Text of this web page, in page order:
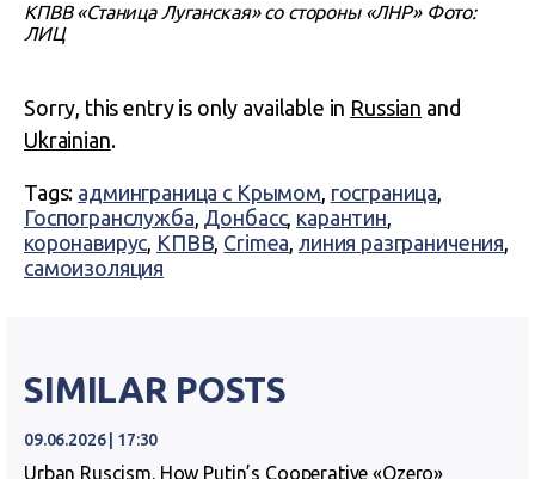
КПВВ «Станица Луганская» со стороны «ЛНР» Фото:
ЛИЦ
Sorry, this entry is only available in Russian and
Ukrainian.
Tags: админграница с Крымом, госграница,
Госпогранслужба, Донбасс, карантин,
коронавирус, КПВВ, Crimea, линия разграничения,
самоизоляция
SIMILAR POSTS
09.06.2026 | 17:30
Urban Ruscism. How Putin’s Cooperative «Ozero»